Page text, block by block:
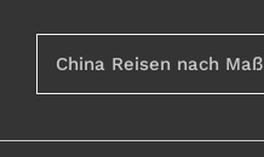
China Reisen nach Maß